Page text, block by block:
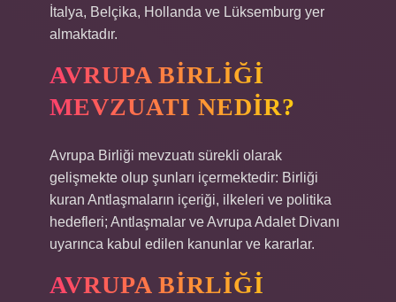
İtalya, Belçika, Hollanda ve Lüksemburg yer
almaktadır.
AVRUPA BIRLIĞI
MEVZUATI NEDIR?
Avrupa Birliği mevzuatı sürekli olarak
gelişmekte olup şunları içermektedir: Birliği
kuran Antlaşmaların içeriği, ilkeleri ve politika
hedefleri; Antlaşmalar ve Avrupa Adalet Divanı
uyarınca kabul edilen kanunlar ve kararlar.
AVRUPA BIRLIĞI